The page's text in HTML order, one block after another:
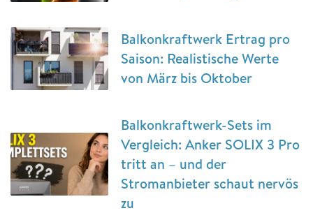
Balkonkraftwerk Ertrag pro
Saison: Realistische Werte
von März bis Oktober
Balkonkraftwerk-Sets im
Vergleich: Anker SOLIX 3 Pro
tritt an – und der
Stromanbieter schaut nervös
zu